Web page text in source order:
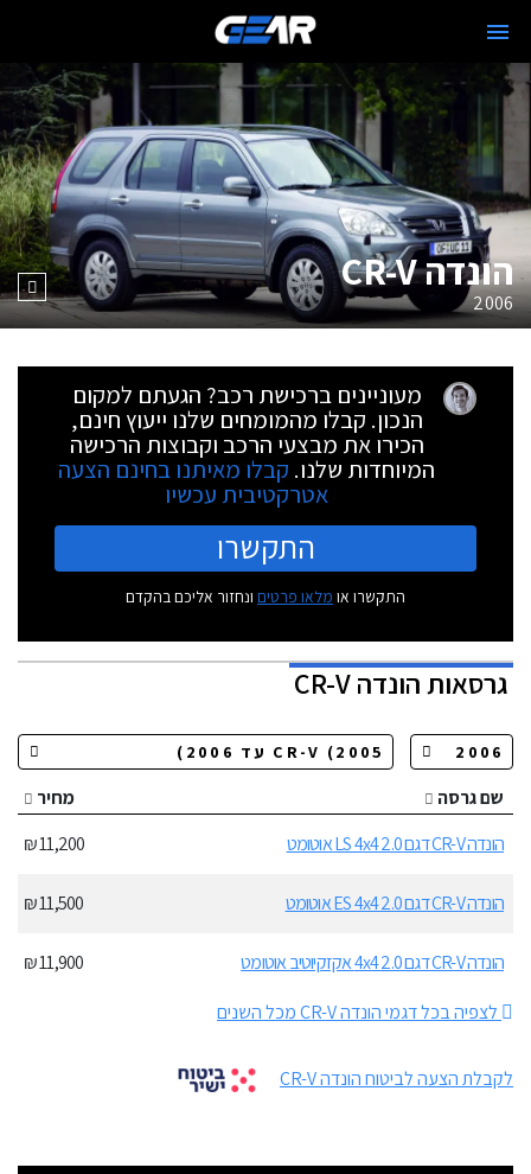
הונדה CR-V
2006
מעוניינים ברכישת רכב? הגעתם למקום
הנכון. קבלו מהמומחים שלנו ייעוץ חינם,
הכירו את מבצעי הרכב וקבוצות הרכישה
המיוחדות שלנו. קבלו מאיתנו בחינם הצעה
אטרקטיבית עכשיו
התקשרו
התקשרו או מלאו פרטים ונחזור אליכם בהקדם
גרסאותהונדה CR-V
שם גרסה
מחיר
הונדה CR-V דגם LS 4x4 2.0 אוטומט
11,200 ₪
הונדה CR-V דגם ES 4x4 2.0 אוטומט 11,500 ₪
הונדה CR-V דגם 4x4 2.0 אקזקיוטיב אוטומט
11,900 ₪
לצפיה בכל דגמי הונדה CR-V מכל השנים
לקבלת הצעה לביטוח הונדה CR-V